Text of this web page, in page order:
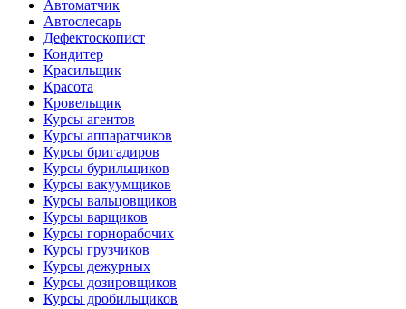
Автоматчик
Автослесарь
Дефектоскопист
Кондитер
Красильщик
Красота
Кровельщик
Курсы агентов
Курсы аппаратчиков
Курсы бригадиров
Курсы бурильщиков
Курсы вакуумщиков
Курсы вальцовщиков
Курсы варщиков
Курсы горнорабочих
Курсы грузчиков
Курсы дежурных
Курсы дозировщиков
Курсы дробильщиков